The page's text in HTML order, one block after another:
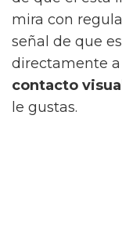
mira con
señal de que
directamente a
contacto
le gustas.